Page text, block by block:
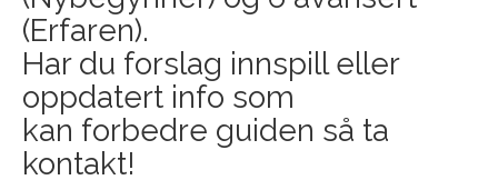
(Erfaren).
Har du forslag innspill eller
oppdatert info som
kan forbedre guiden så ta
kontakt!